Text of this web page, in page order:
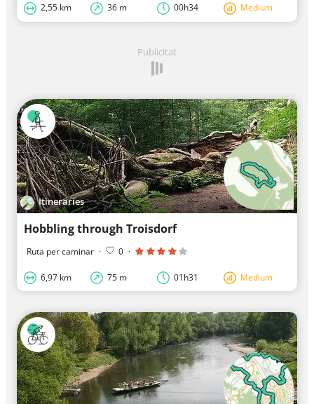
2,55 km 36 m 00h34 Medium
Publicitat
Itineraries
Hobbling through Troisdorf
Ruta per caminar · 0 ·
6,97 km 75 m 01h31 Medium